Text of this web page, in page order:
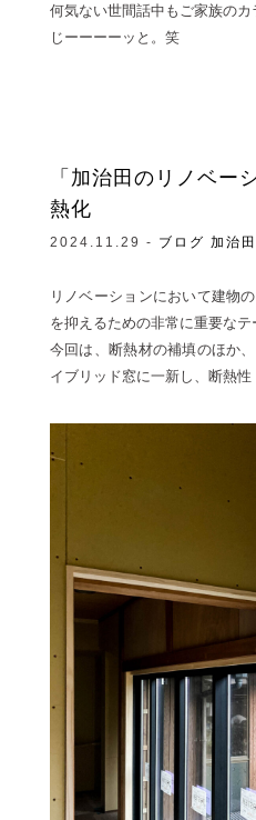
何気ない世間話中もご家族のカ
じーーーーッと。笑
「加治田のリノベー
熱化
2024.11.29 - ブログ 加治
リノベーションにおいて建物
を抑えるための非常に重要なテ
今回は、断熱材の補填のほか
イブリッド窓に一新し、断熱性